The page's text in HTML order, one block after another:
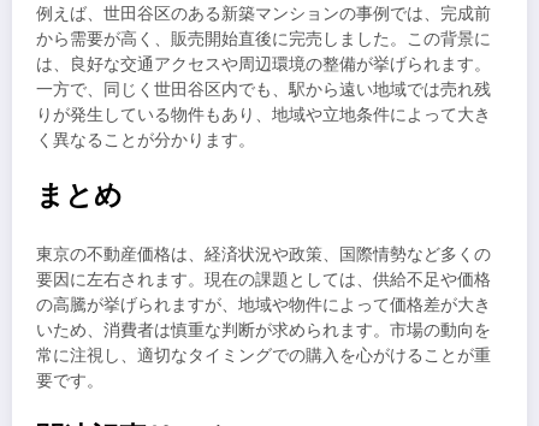
例えば、世田谷区のある新築マンションの事例では、完成前
から需要が高く、販売開始直後に完売しました。この背景に
は、良好な交通アクセスや周辺環境の整備が挙げられます。
一方で、同じく世田谷区内でも、駅から遠い地域では売れ残
りが発生している物件もあり、地域や立地条件によって大き
く異なることが分かります。
まとめ
東京の不動産価格は、経済状況や政策、国際情勢など多くの
要因に左右されます。現在の課題としては、供給不足や価格
の高騰が挙げられますが、地域や物件によって価格差が大き
いため、消費者は慎重な判断が求められます。市場の動向を
常に注視し、適切なタイミングでの購入を心がけることが重
要です。